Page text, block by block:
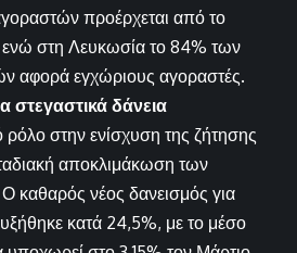
προέρχεται από το
ενώ στη Λευκωσία το 84% των
αφορά εγχώριους αγοραστές.
στεγαστικά δάνεια
ρόλο στην ενίσχυση της ζήτησης
αποκλιμάκωση των
Ο καθαρός νέος δανεισμός για
κατά 24,5%, με το μέσο